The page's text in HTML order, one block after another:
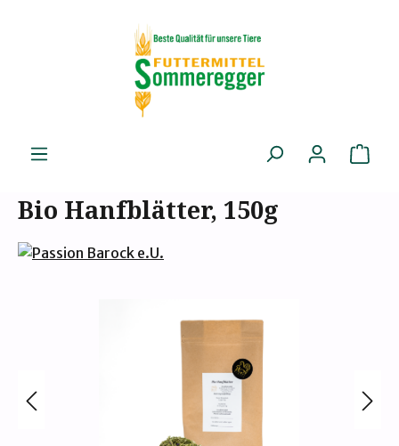
Zum Hauptinhalt springen
Bio Hanfblätter, 150g